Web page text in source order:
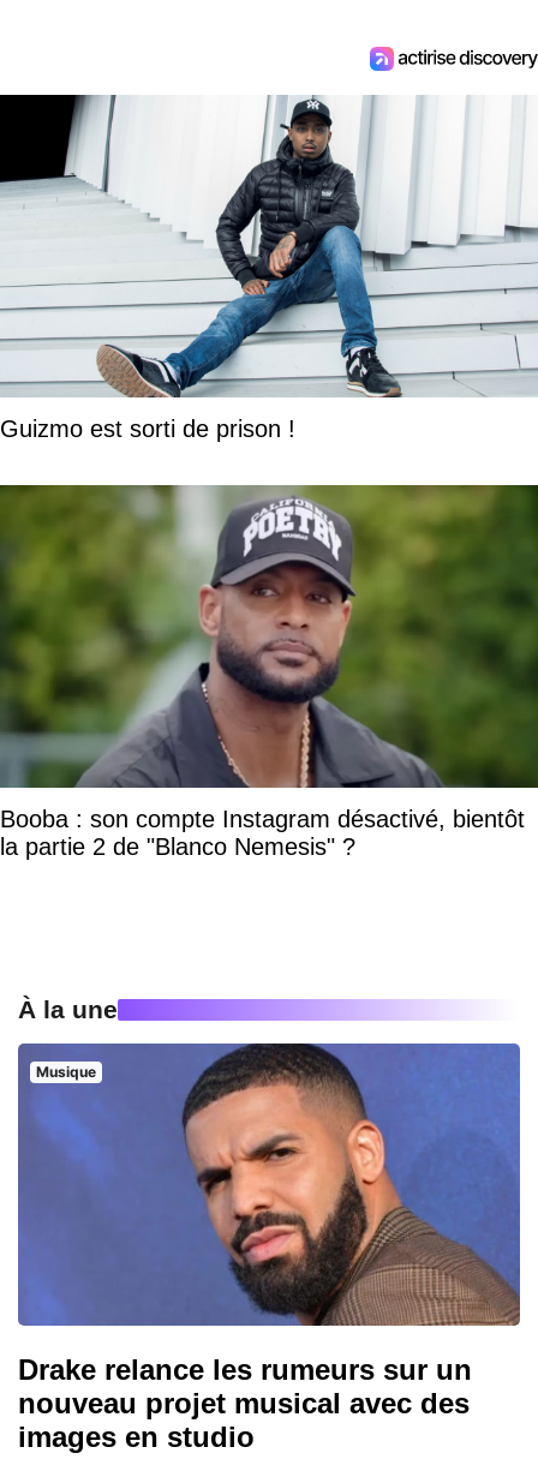
Guizmo est sorti de prison !
Booba : son compte Instagram désactivé, bientôt
la partie 2 de "Blanco Nemesis" ?
À la une
Musique
Drake relance les rumeurs sur un
nouveau projet musical avec des
images en studio